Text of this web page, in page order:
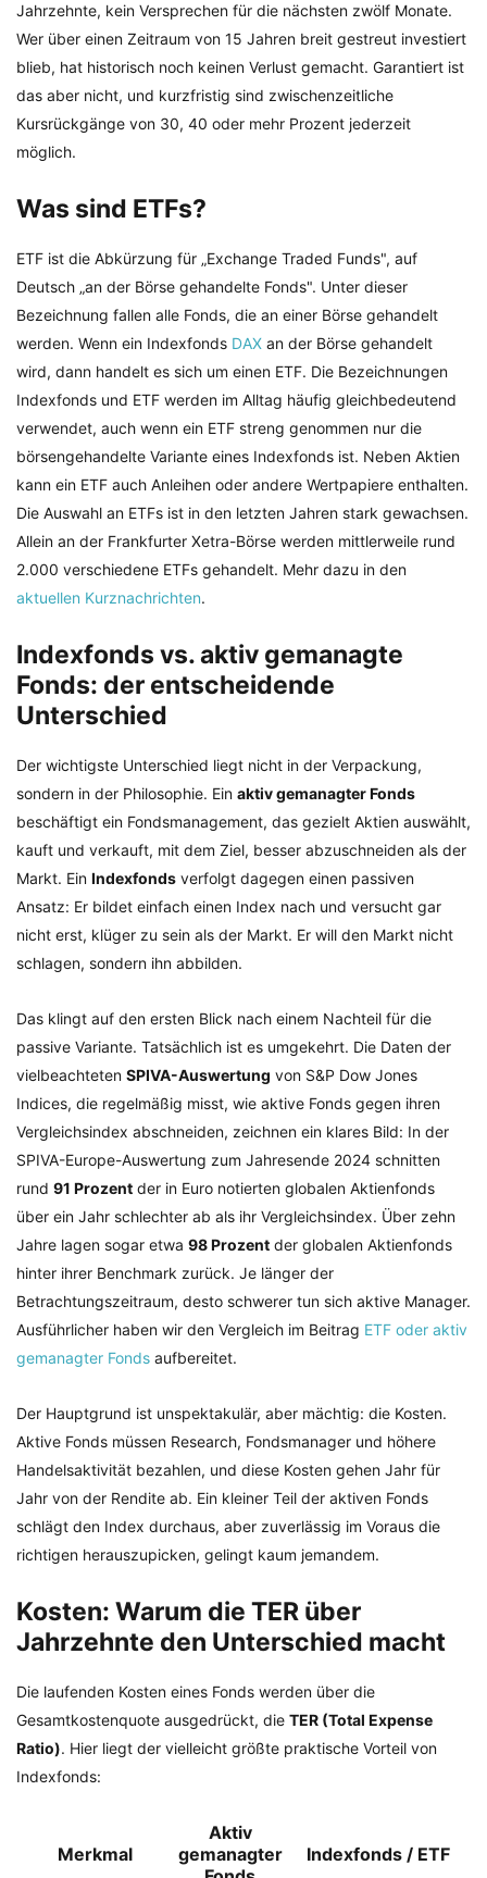
Jahrzehnte, kein Versprechen für die nächsten zwölf Monate.
Wer über einen Zeitraum von 15 Jahren breit gestreut investiert
blieb, hat historisch noch keinen Verlust gemacht. Garantiert ist
das aber nicht, und kurzfristig sind zwischenzeitliche
Kursrückgänge von 30, 40 oder mehr Prozent jederzeit
möglich.
Was sind ETFs?
ETF ist die Abkürzung für „Exchange Traded Funds", auf
Deutsch „an der Börse gehandelte Fonds". Unter dieser
Bezeichnung fallen alle Fonds, die an einer Börse gehandelt
werden. Wenn ein Indexfonds DAX an der Börse gehandelt
wird, dann handelt es sich um einen ETF. Die Bezeichnungen
Indexfonds und ETF werden im Alltag häufig gleichbedeutend
verwendet, auch wenn ein ETF streng genommen nur die
börsengehandelte Variante eines Indexfonds ist. Neben Aktien
kann ein ETF auch Anleihen oder andere Wertpapiere enthalten.
Die Auswahl an ETFs ist in den letzten Jahren stark gewachsen.
Allein an der Frankfurter Xetra-Börse werden mittlerweile rund
2.000 verschiedene ETFs gehandelt. Mehr dazu in den
aktuellen Kurznachrichten.
Indexfonds vs. aktiv gemanagte
Fonds: der entscheidende
Unterschied
Der wichtigste Unterschied liegt nicht in der Verpackung,
sondern in der Philosophie. Ein aktiv gemanagter Fonds
beschäftigt ein Fondsmanagement, das gezielt Aktien auswählt,
kauft und verkauft, mit dem Ziel, besser abzuschneiden als der
Markt. Ein Indexfonds verfolgt dagegen einen passiven
Ansatz: Er bildet einfach einen Index nach und versucht gar
nicht erst, klüger zu sein als der Markt. Er will den Markt nicht
schlagen, sondern ihn abbilden.
Das klingt auf den ersten Blick nach einem Nachteil für die
passive Variante. Tatsächlich ist es umgekehrt. Die Daten der
vielbeachteten SPIVA-Auswertung von S&P Dow Jones
Indices, die regelmäßig misst, wie aktive Fonds gegen ihren
Vergleichsindex abschneiden, zeichnen ein klares Bild: In der
SPIVA-Europe-Auswertung zum Jahresende 2024 schnitten
rund 91 Prozent der in Euro notierten globalen Aktienfonds
über ein Jahr schlechter ab als ihr Vergleichsindex. Über zehn
Jahre lagen sogar etwa 98 Prozent der globalen Aktienfonds
hinter ihrer Benchmark zurück. Je länger der
Betrachtungszeitraum, desto schwerer tun sich aktive Manager.
Ausführlicher haben wir den Vergleich im Beitrag ETF oder aktiv
gemanagter Fonds aufbereitet.
Der Hauptgrund ist unspektakulär, aber mächtig: die Kosten.
Aktive Fonds müssen Research, Fondsmanager und höhere
Handelsaktivität bezahlen, und diese Kosten gehen Jahr für
Jahr von der Rendite ab. Ein kleiner Teil der aktiven Fonds
schlägt den Index durchaus, aber zuverlässig im Voraus die
richtigen herauszupicken, gelingt kaum jemandem.
Kosten: Warum die TER über
Jahrzehnte den Unterschied macht
Die laufenden Kosten eines Fonds werden über die
Gesamtkostenquote ausgedrückt, die TER (Total Expense
Ratio). Hier liegt der vielleicht größte praktische Vorteil von
Indexfonds:
Merkmal
Aktiv
gemanagter
Indexfonds / ETF